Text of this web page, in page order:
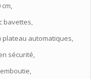
bavettes,
plateau automatiques,
sécurité,